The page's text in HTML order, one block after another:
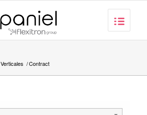
Verticales /Contract